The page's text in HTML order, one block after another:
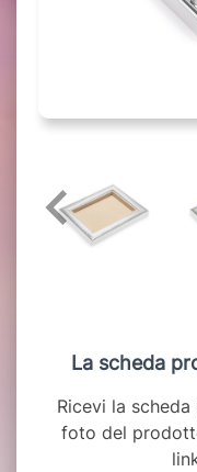
La scheda
Ricevi la
foto del